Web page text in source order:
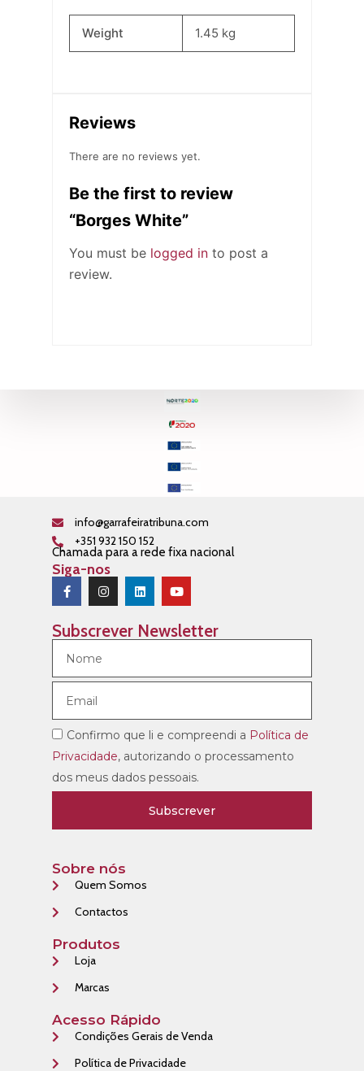
Weight 1.45 kg
Reviews
There are no reviews yet.
Be the first to review
“Borges White”
You must be logged in to post a
review.
info@garrafeiratribuna.com
+351 932 150 152
Chamada para a rede fixa nacional
Siga-nos
Sobre nós
Quem Somos
Contactos
Produtos
Loja
Marcas
Acesso Rápido
Condições Gerais de Venda
Política de Privacidade
Subscrever Newsletter
Confirmo que li e compreendi a Política de
Privacidade, autorizando o processamento
dos meus dados pessoais.
Subscrever